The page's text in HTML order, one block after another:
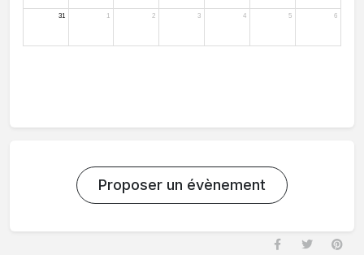
Proposer un évènement